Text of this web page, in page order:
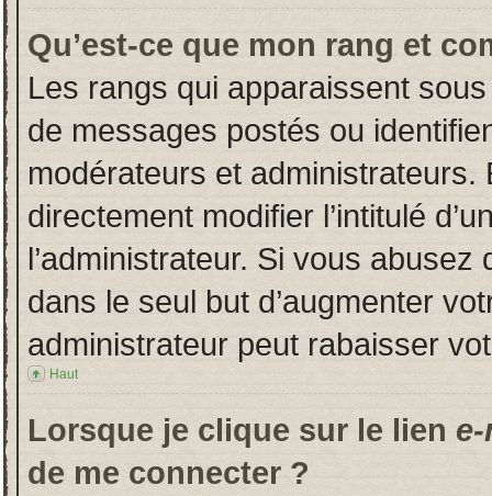
Qu’est-ce que mon rang et
Les rangs qui apparaissent
de messages postés ou
modérateurs et
directement modifier l’intitulé
l’administrateur. Si vous
dans le seul but d’augmenter
administrateur peut rabaisser
Haut
Lorsque je clique sur le lien
de me connecter ?